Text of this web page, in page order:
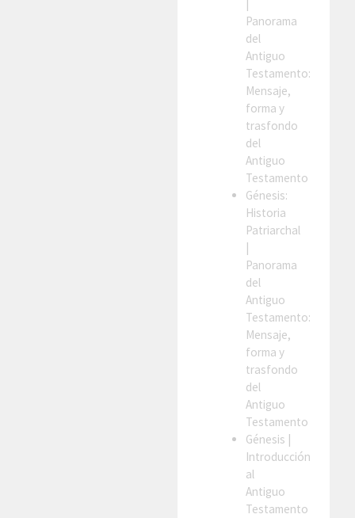
Panorama
del
Antiguo
Testamento:
Mensaje,
forma y
trasfondo
del
Antiguo
Testamento
Génesis:
Historia
Patriarchal
Panorama
del
Antiguo
Testamento:
Mensaje,
forma y
trasfondo
del
Antiguo
Testamento
Génesis
Introducción
al
Antiguo
Testamento